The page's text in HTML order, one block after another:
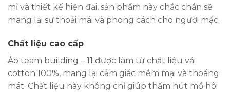
mỉ và thiết kế hiện đại, sản phẩm này chắc chắn sẽ
mang lại sự thoải mái và phong cách cho người mặc.
Chất liệu cao cấp
Áo team building – 11 được làm từ chất liệu vải
cotton 100%, mang lại cảm giác mềm mại và thoáng
mát. Chất liệu này không chỉ giúp thấm hút mồ hôi